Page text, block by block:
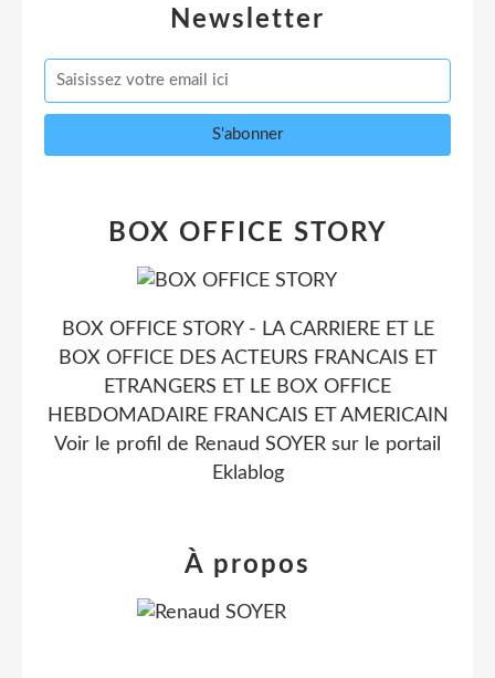
Newsletter
BOX OFFICE STORY
BOX OFFICE STORY - LA CARRIERE ET LE
BOX OFFICE DES ACTEURS FRANCAIS ET
ETRANGERS ET LE BOX OFFICE
HEBDOMADAIRE FRANCAIS ET AMERICAIN
Voir le profil de Renaud SOYER sur le portail
Eklablog
À propos